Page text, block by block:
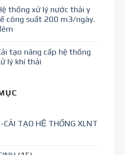
thống xử lý nước thải y
công suất 200 m3/ngày.
tạo nâng cấp hệ thống
lý khí thải
CẢI TẠO HỆ THỐNG XLNT